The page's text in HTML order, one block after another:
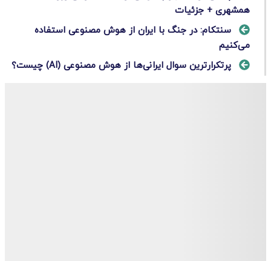
همشهری + جزئیات
سنتکام: در جنگ با ایران از هوش مصنوعی استفاده
می‌کنیم
پرتکرارترین سوال ایرانی‌ها از هوش مصنوعی (AI) چیست؟